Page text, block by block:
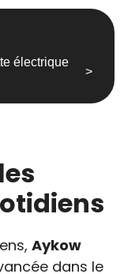
électrique
Aykow
dans le